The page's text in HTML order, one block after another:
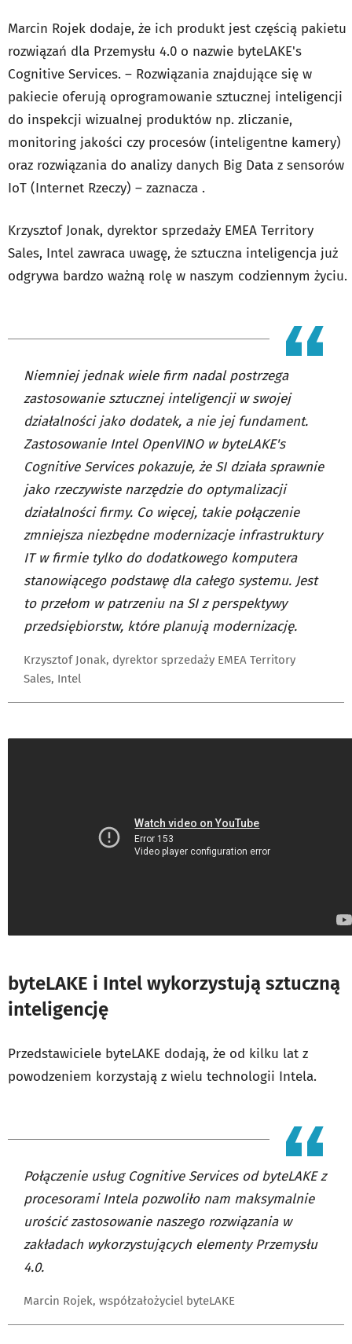
Marcin Rojek dodaje, że ich produkt jest częścią pakietu
rozwiązań dla Przemysłu 4.0 o nazwie byteLAKE's
Cognitive Services. – Rozwiązania znajdujące się w
pakiecie oferują oprogramowanie sztucznej inteligencji
do inspekcji wizualnej produktów np. zliczanie,
monitoring jakości czy procesów (inteligentne kamery)
oraz rozwiązania do analizy danych Big Data z sensorów
IoT (Internet Rzeczy) – zaznacza .
Krzysztof Jonak, dyrektor sprzedaży EMEA Territory
Sales, Intel zawraca uwagę, że sztuczna inteligencja już
odgrywa bardzo ważną rolę w naszym codziennym życiu.
Niemniej jednak wiele firm nadal postrzega
zastosowanie sztucznej inteligencji w swojej
działalności jako dodatek, a nie jej fundament.
Zastosowanie Intel OpenVINO w byteLAKE's
Cognitive Services pokazuje, że SI działa sprawnie
jako rzeczywiste narzędzie do optymalizacji
działalności firmy. Co więcej, takie połączenie
zmniejsza niezbędne modernizacje infrastruktury
IT w firmie tylko do dodatkowego komputera
stanowiącego podstawę dla całego systemu. Jest
to przełom w patrzeniu na SI z perspektywy
przedsiębiorstw, które planują modernizację.
Krzysztof Jonak, dyrektor sprzedaży EMEA Territory
Sales, Intel
byteLAKE i Intel wykorzystują sztuczną
inteligencję
Przedstawiciele byteLAKE dodają, że od kilku lat z
powodzeniem korzystają z wielu technologii Intela.
Połączenie usług Cognitive Services od byteLAKE z
procesorami Intela pozwoliło nam maksymalnie
urościć zastosowanie naszego rozwiązania w
zakładach wykorzystujących elementy Przemysłu
4.0.
Marcin Rojek, współzałożyciel byteLAKE